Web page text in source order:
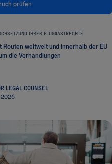
prüfen
IHRER FLUGGASTRECHTE
Routen weltweit und innerhalb der EU
die Verhandlungen
LEGAL COUNSEL
2026